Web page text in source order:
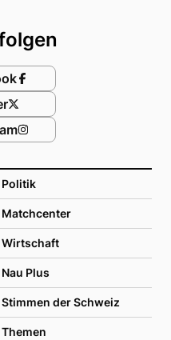
Politik
Matchcenter
Wirtschaft
Nau Plus
Stimmen der Schweiz
Themen